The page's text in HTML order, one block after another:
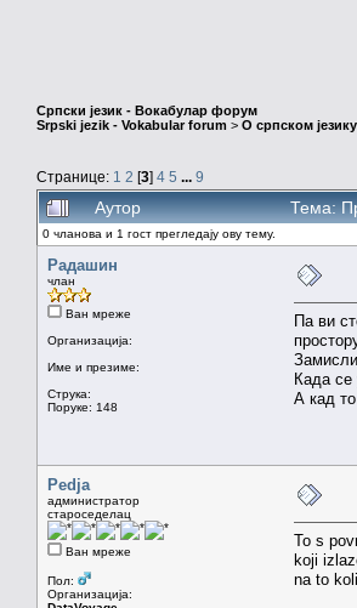
Српски језик - Вокабулар форум
Srpski jezik - Vokabular forum > О српском
Странице: 1 2 [3] 4 5 ... 9
Аутор Тема:
0 чланова и 1 гост прегледају ову тему.
Радашин
члан
Ван мреже
Организација:
Име и презиме:
Струка:
Поруке: 148
Па ви
Када се
А кад
Pedja
администратор
староседелац
Ван мреже
Пол:
Организација:
To s
koji
na to